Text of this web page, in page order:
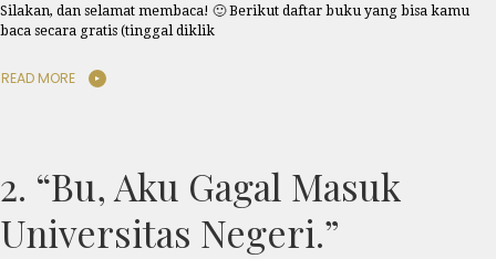
Silakan, dan selamat membaca! 🙂 Berikut daftar buku yang bisa kamu
baca secara gratis (tinggal diklik
READ MORE
2. “Bu, Aku Gagal Masuk
Universitas Negeri.”